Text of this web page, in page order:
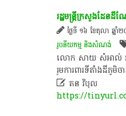
រដ្ឋមន្ត្រី​ក្រសួង​ដែនដី​
ថ្ងៃទី ១៦ ខែតុលា ឆ្នាំ
រូបនីយកម្ម និងសំណង់
លោក​ ​សាយ​ ​សំ​អា​ល់ ​រ
រួម​ការពារ​ទីតាំង​ដី​ភូមិ​
ត​ន​ ​វិបុល​
https://